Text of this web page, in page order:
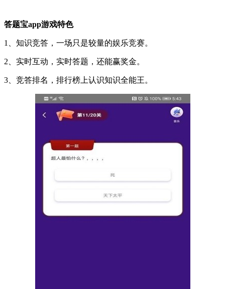
答题宝app游戏特色
1、知识竞答，一场只是较量的娱乐竞赛。
2、实时互动，实时答题，还能赢奖金。
3、竞答排名，排行榜上认识知识全能王。